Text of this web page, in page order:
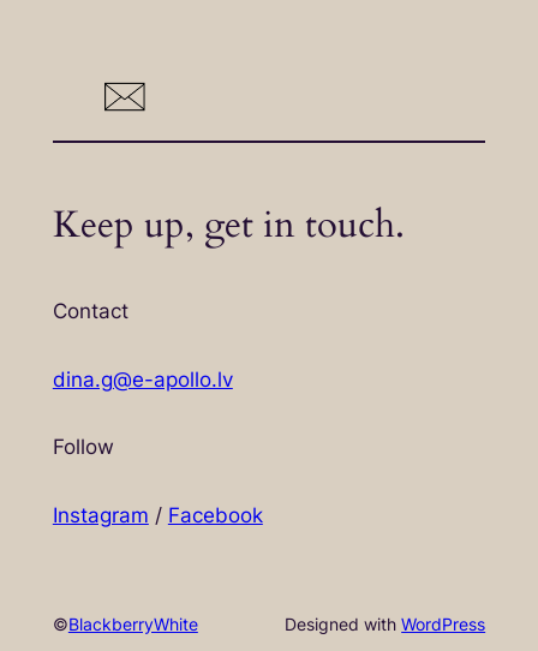
Keep up, get in touch.
Contact
dina.g@e-apollo.lv
Follow
Instagram / Facebook
©BlackberryWhite Designed withWordPress